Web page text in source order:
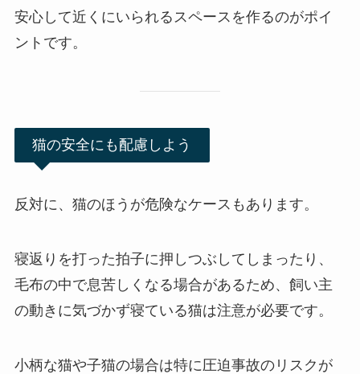
安心して近くにいられるスペースを作るのがポイ
ントです。
猫の安全にも配慮しよう
反対に、猫のほうが危険なケースもあります。
寝返りを打った拍子に押しつぶしてしまったり、
毛布の中で息苦しくなる場合があるため、飼い主
の動きに気づかず寝ている猫は注意が必要です。
小柄な猫や子猫の場合は特に圧迫事故のリスクが